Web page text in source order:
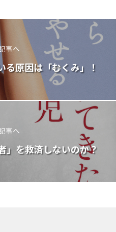
事へ
る原因は「むくみ」！
事へ
」を救済しないのか？